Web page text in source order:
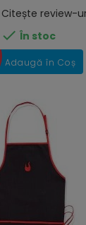
Citește review-
 În stoc
Adaugă în Coș